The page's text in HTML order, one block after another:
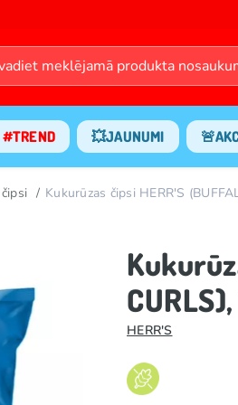
#TREND 💥JAUNUMI
Kukurūzas čipsi HERR'S
CURLS),
HERR'S